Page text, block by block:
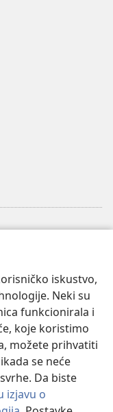
iskustvo,
Neki su
funkcionirala i
koje koristimo
možete prihvatiti
se neće
Da biste
izjavu o